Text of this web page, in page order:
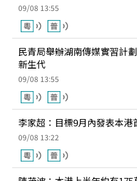
09/08 13:55
民青局舉辦湖南傳媒實習計
新生代
09/08 13:55
李家超：目標9月內發表本港
09/08 13:22